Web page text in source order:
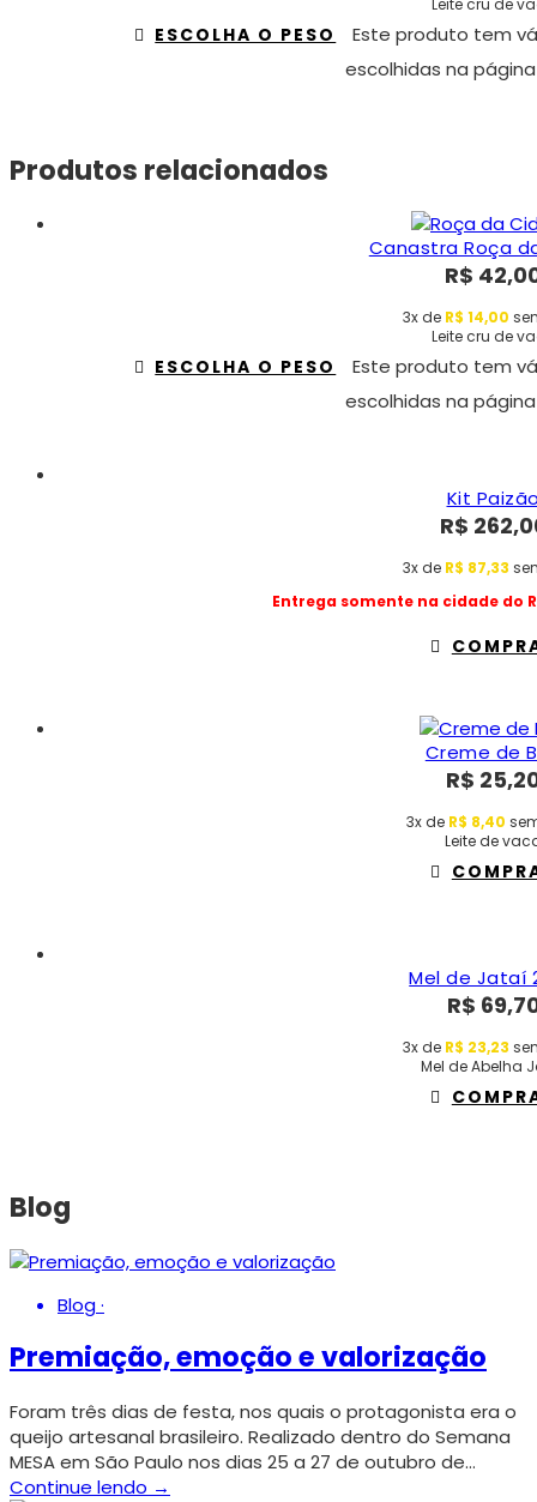
Leite cru de
ESCOLHA O PESO
Este produto tem
escolhidas na
Produtos relacionados
Canastra Roça
R$
3x de R$ 14,00
Leite cru de
ESCOLHA O PESO
Este produto tem
escolhidas na
Kit
R$
3x de R$ 87,33
Entrega somente na cidade do
Creme de
R$
3x de R$ 8,40
Leite de
Mel de Jataí
R$
3x de R$ 23,23
Mel de Abelha
Blog
Blog·
Premiação, emoção e valorização
Foram três dias de festa, nos quais o protagonista era o
queijo artesanal brasileiro. Realizado dentro do Semana
MESA em São Paulo nos dias 25 a 27 de outubro de…
Continue lendo →